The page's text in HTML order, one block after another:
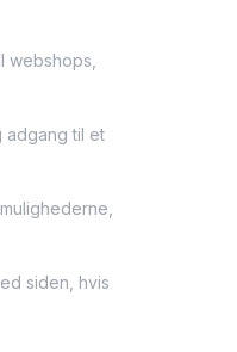
webshops,
adgang til et
siden, hvis